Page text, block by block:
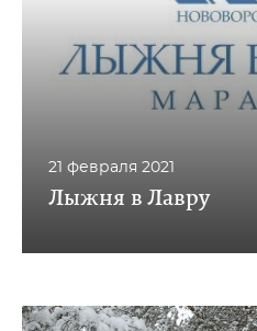
21 февраля 2021
Лыжня в Лавру